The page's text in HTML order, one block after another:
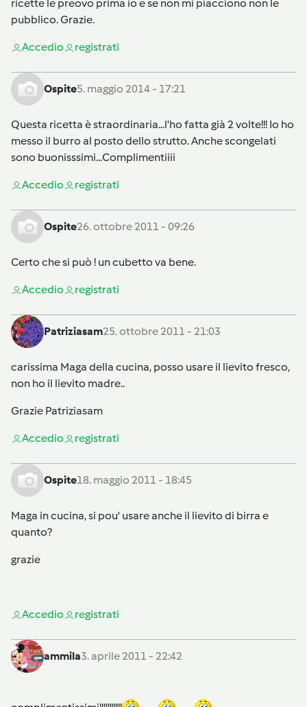
ricette le preovo prima io e se non mi piacciono non le
pubblico. Grazie.
Accedio registrati
Ospite5. maggio 2014 - 17:21
Questa ricetta è straordinaria...l'ho fatta già 2 volte!!! Io ho
messo il burro al posto dello strutto. Anche scongelati
sono buonisssimi...Complimentiiii
Accedio registrati
Ospite26. ottobre 2011 - 09:26
Certo che si può ! un cubetto va bene.
Accedio registrati
Patriziasam25. ottobre 2011 - 21:03
carissima Maga della cucina, posso usare il lievito fresco,
non ho il lievito madre..
Grazie Patriziasam
Accedio registrati
Ospite18. maggio 2011 - 18:45
Maga in cucina, si pou' usare anche il lievito di birra e
quanto?
grazie
Accedio registrati
ammila3. aprile 2011 - 22:42